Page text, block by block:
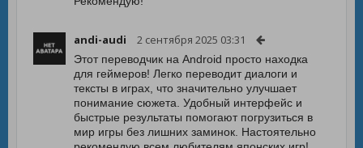
andi-audi 2 сентября 2025 03:31
Этот переводчик на Android просто находка
для геймеров! Легко переводит диалоги и
тексты в играх, что значительно улучшает
понимание сюжета. Удобный интерфейс и
быстрые результаты помогают погрузиться в
мир игры без лишних заминок. Настоятельно